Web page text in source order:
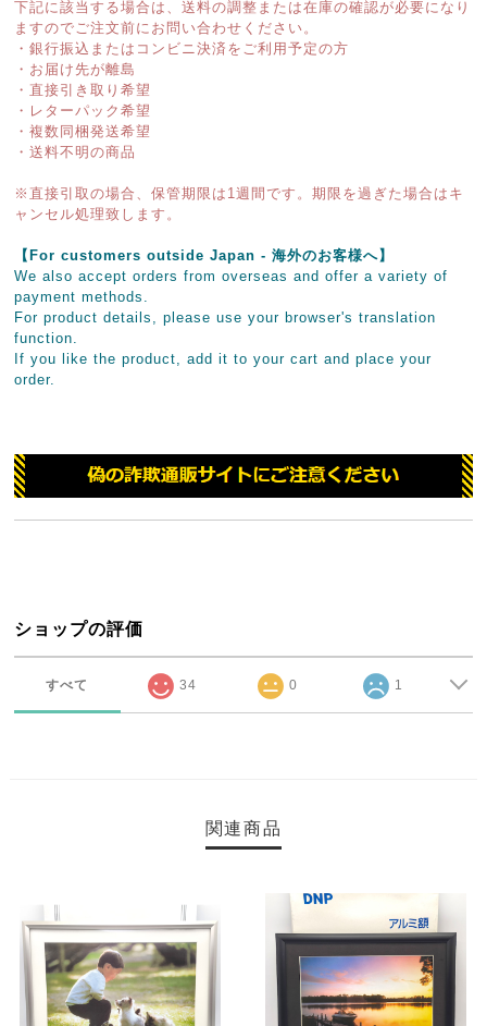
下記に該当する場合は、送料の調整または在庫の確認が必要になり
ますのでご注文前にお問い合わせください。
・銀行振込またはコンビニ決済をご利用予定の方
・お届け先が離島
・直接引き取り希望
・レターパック希望
・複数同梱発送希望
・送料不明の商品
※直接引取の場合、保管期限は1週間です。期限を過ぎた場合はキ
ャンセル処理致します。
【For customers outside Japan - 海外のお客様へ】
We also accept orders from overseas and offer a variety of
payment methods.
For product details, please use your browser's translation
function.
If you like the product, add it to your cart and place your
order.
ショップの評価
すべて 34 0 1
関連商品